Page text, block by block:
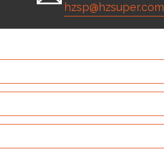
hzsp@hzsuper.com